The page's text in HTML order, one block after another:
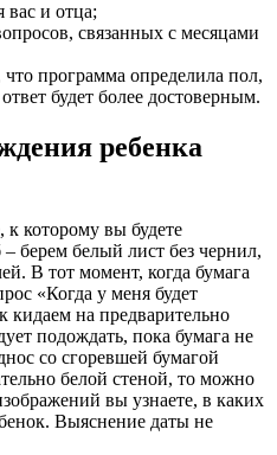
вас и отца;
связанных с месяцами
программа определила пол,
будет более достоверным.
ребенка
которому вы будете
берем белый лист без чернил,
В тот момент, когда бумага
«Когда у меня будет
на предварительно
подождать, пока бумага не
со сгоревшей бумагой
белой стеной, то можно
вы узнаете, в каких
Выяснение даты не